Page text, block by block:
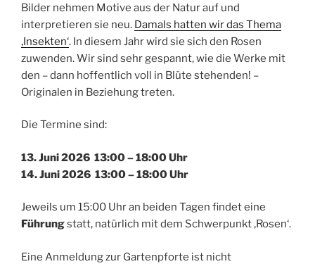
Bilder nehmen Motive aus der Natur auf und
interpretieren sie neu. Damals hatten wir das Thema
‚Insekten‘. In diesem Jahr wird sie sich den Rosen
zuwenden. Wir sind sehr gespannt, wie die Werke mit
den – dann hoffentlich voll in Blüte stehenden! –
Originalen in Beziehung treten.
Die Termine sind:
13. Juni 2026 13:00 – 18:00 Uhr
14. Juni 2026 13:00 – 18:00 Uhr
Jeweils um 15:00 Uhr an beiden Tagen findet eine
Führungstatt, natürlich mit dem Schwerpunkt ‚Rosen‘.
Eine Anmeldung zur Gartenpforte ist nicht